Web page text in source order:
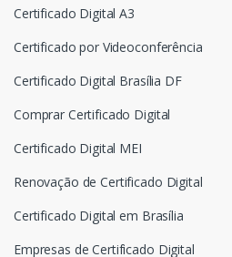
Certificado Digital A3
Certificado por Videoconferência
Certificado Digital Brasília DF
Comprar Certificado Digital
Certificado Digital MEI
Renovação de Certificado Digital
Certificado Digital em Brasília
Empresas de Certificado Digital